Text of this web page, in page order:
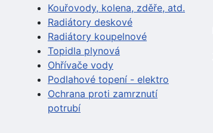
Kouřovody, kolena, zděře, atd.
Radiátory deskové
Radiátory koupelnové
Topidla plynová
Ohřívače vody
Podlahové topení - elektro
Ochrana proti zamrznutí
potrubí